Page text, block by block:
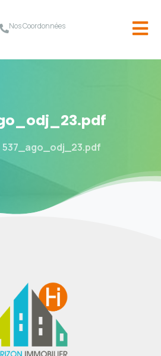
Nos Coordonnées
537_ago_odj_23.pdf